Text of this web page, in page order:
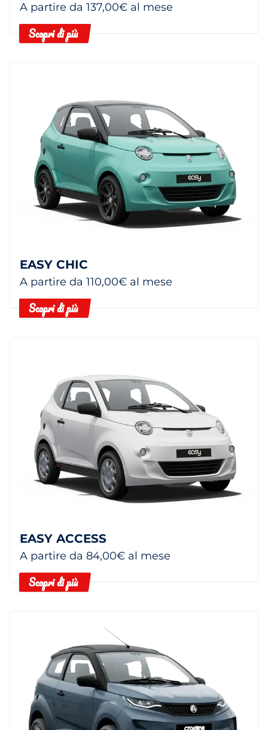
A partire da 137,00€ al mese
Scopri di più
EASY CHIC
A partire da 110,00€ al mese
Scopri di più
EASY ACCESS
A partire da 84,00€ al mese
Scopri di più